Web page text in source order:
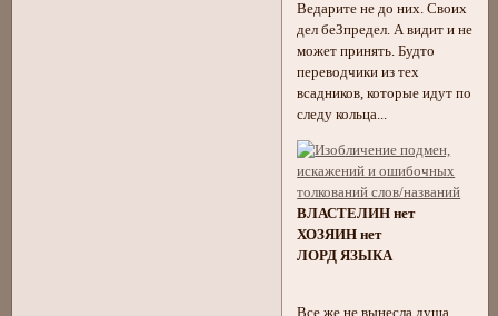
Ведарите не до них. Своих
дел беЗпредел. А видит и не
может принять. Будто
переводчики из тех
всадников, которые идут по
следу кольца...
ВЛАСТЕЛИН нет
ХОЗЯИН нет
ЛОРД ЯЗЫКА
Все же не вынесла душа